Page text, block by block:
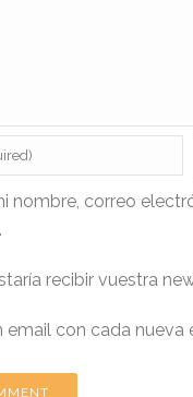
nombre, correo
recibir vuestra
email con cada nueva